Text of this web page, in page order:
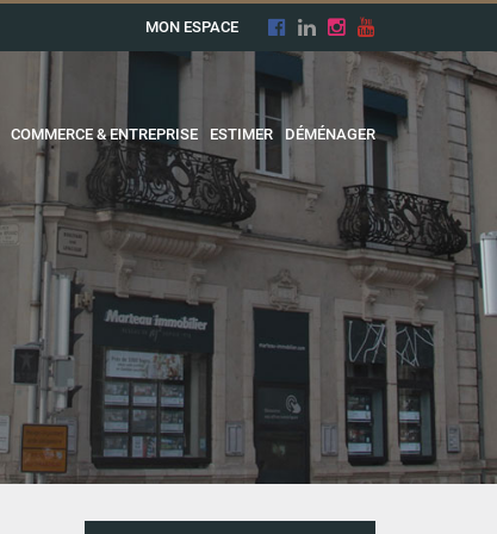
MON ESPACE
COMMERCE & ENTREPRISE ESTIMER DÉMÉNAGER